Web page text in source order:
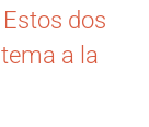
Estos dos
a la